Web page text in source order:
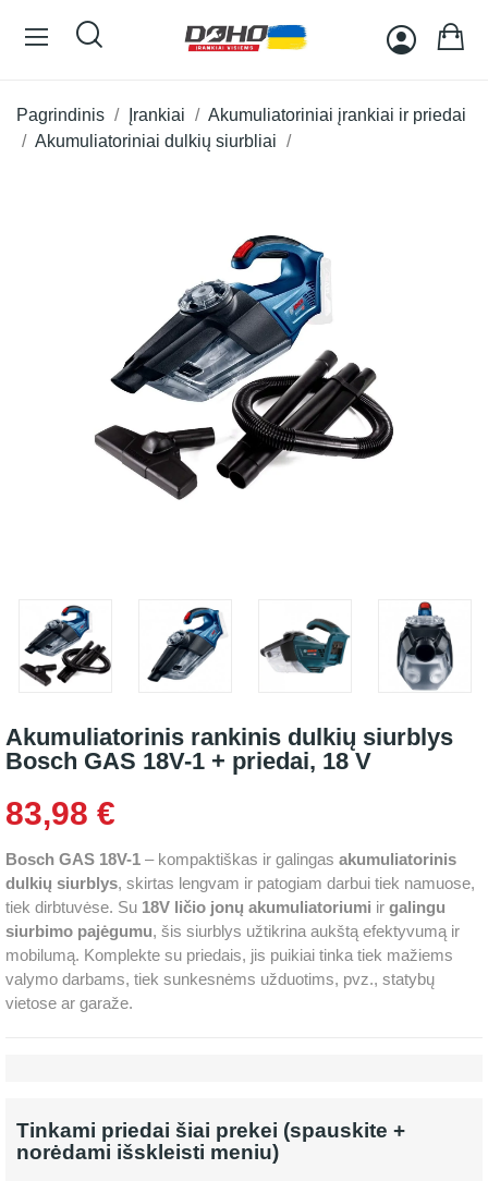
Pagrindinis Įrankiai
Akumuliatoriniai įrankiai ir priedai
Akumuliatoriniai dulkių siurbliai
Akumuliatorinis rankinis dulkių siurblys
Bosch GAS 18V-1 + priedai, 18 V
83,98 €
Bosch GAS 18V-1 – kompaktiškas ir galingas akumuliatorinis
dulkių siurblys, skirtas lengvam ir patogiam darbui tiek namuose,
tiek dirbtuvėse. Su 18V ličio jonų akumuliatoriumi ir galingu
siurbimo pajėgumu, šis siurblys užtikrina aukštą efektyvumą ir
mobilumą. Komplekte su priedais, jis puikiai tinka tiek mažiems
valymo darbams, tiek sunkesnėms užduotims, pvz., statybų
vietose ar garaže.
Tinkami priedai šiai prekei (spauskite +
norėdami išskleisti meniu)